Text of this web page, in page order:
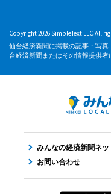
Copyright 2026 SimpleText LLC All
仙台経済新聞に掲載の記事・写
台経済新聞またはその情報提供者
みんなの経済新聞ネッ
お問い合わせ